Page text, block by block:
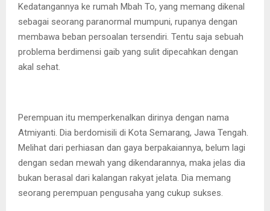
Kedatangannya ke rumah Mbah To, yang memang dikenal
sebagai seorang paranormal mumpuni, rupanya dengan
membawa beban persoalan tersendiri. Tentu saja sebuah
problema berdimensi gaib yang sulit dipecahkan dengan
akal sehat.
Perempuan itu memperkenalkan dirinya dengan nama
Atmiyanti. Dia berdomisili di Kota Semarang, Jawa Tengah.
Melihat dari perhiasan dan gaya berpakaiannya, belum lagi
dengan sedan mewah yang dikendarannya, maka jelas dia
bukan berasal dari kalangan rakyat jelata. Dia memang
seorang perempuan pengusaha yang cukup sukses.